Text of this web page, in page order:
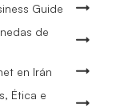
Guide
de
en Irán
Ética e